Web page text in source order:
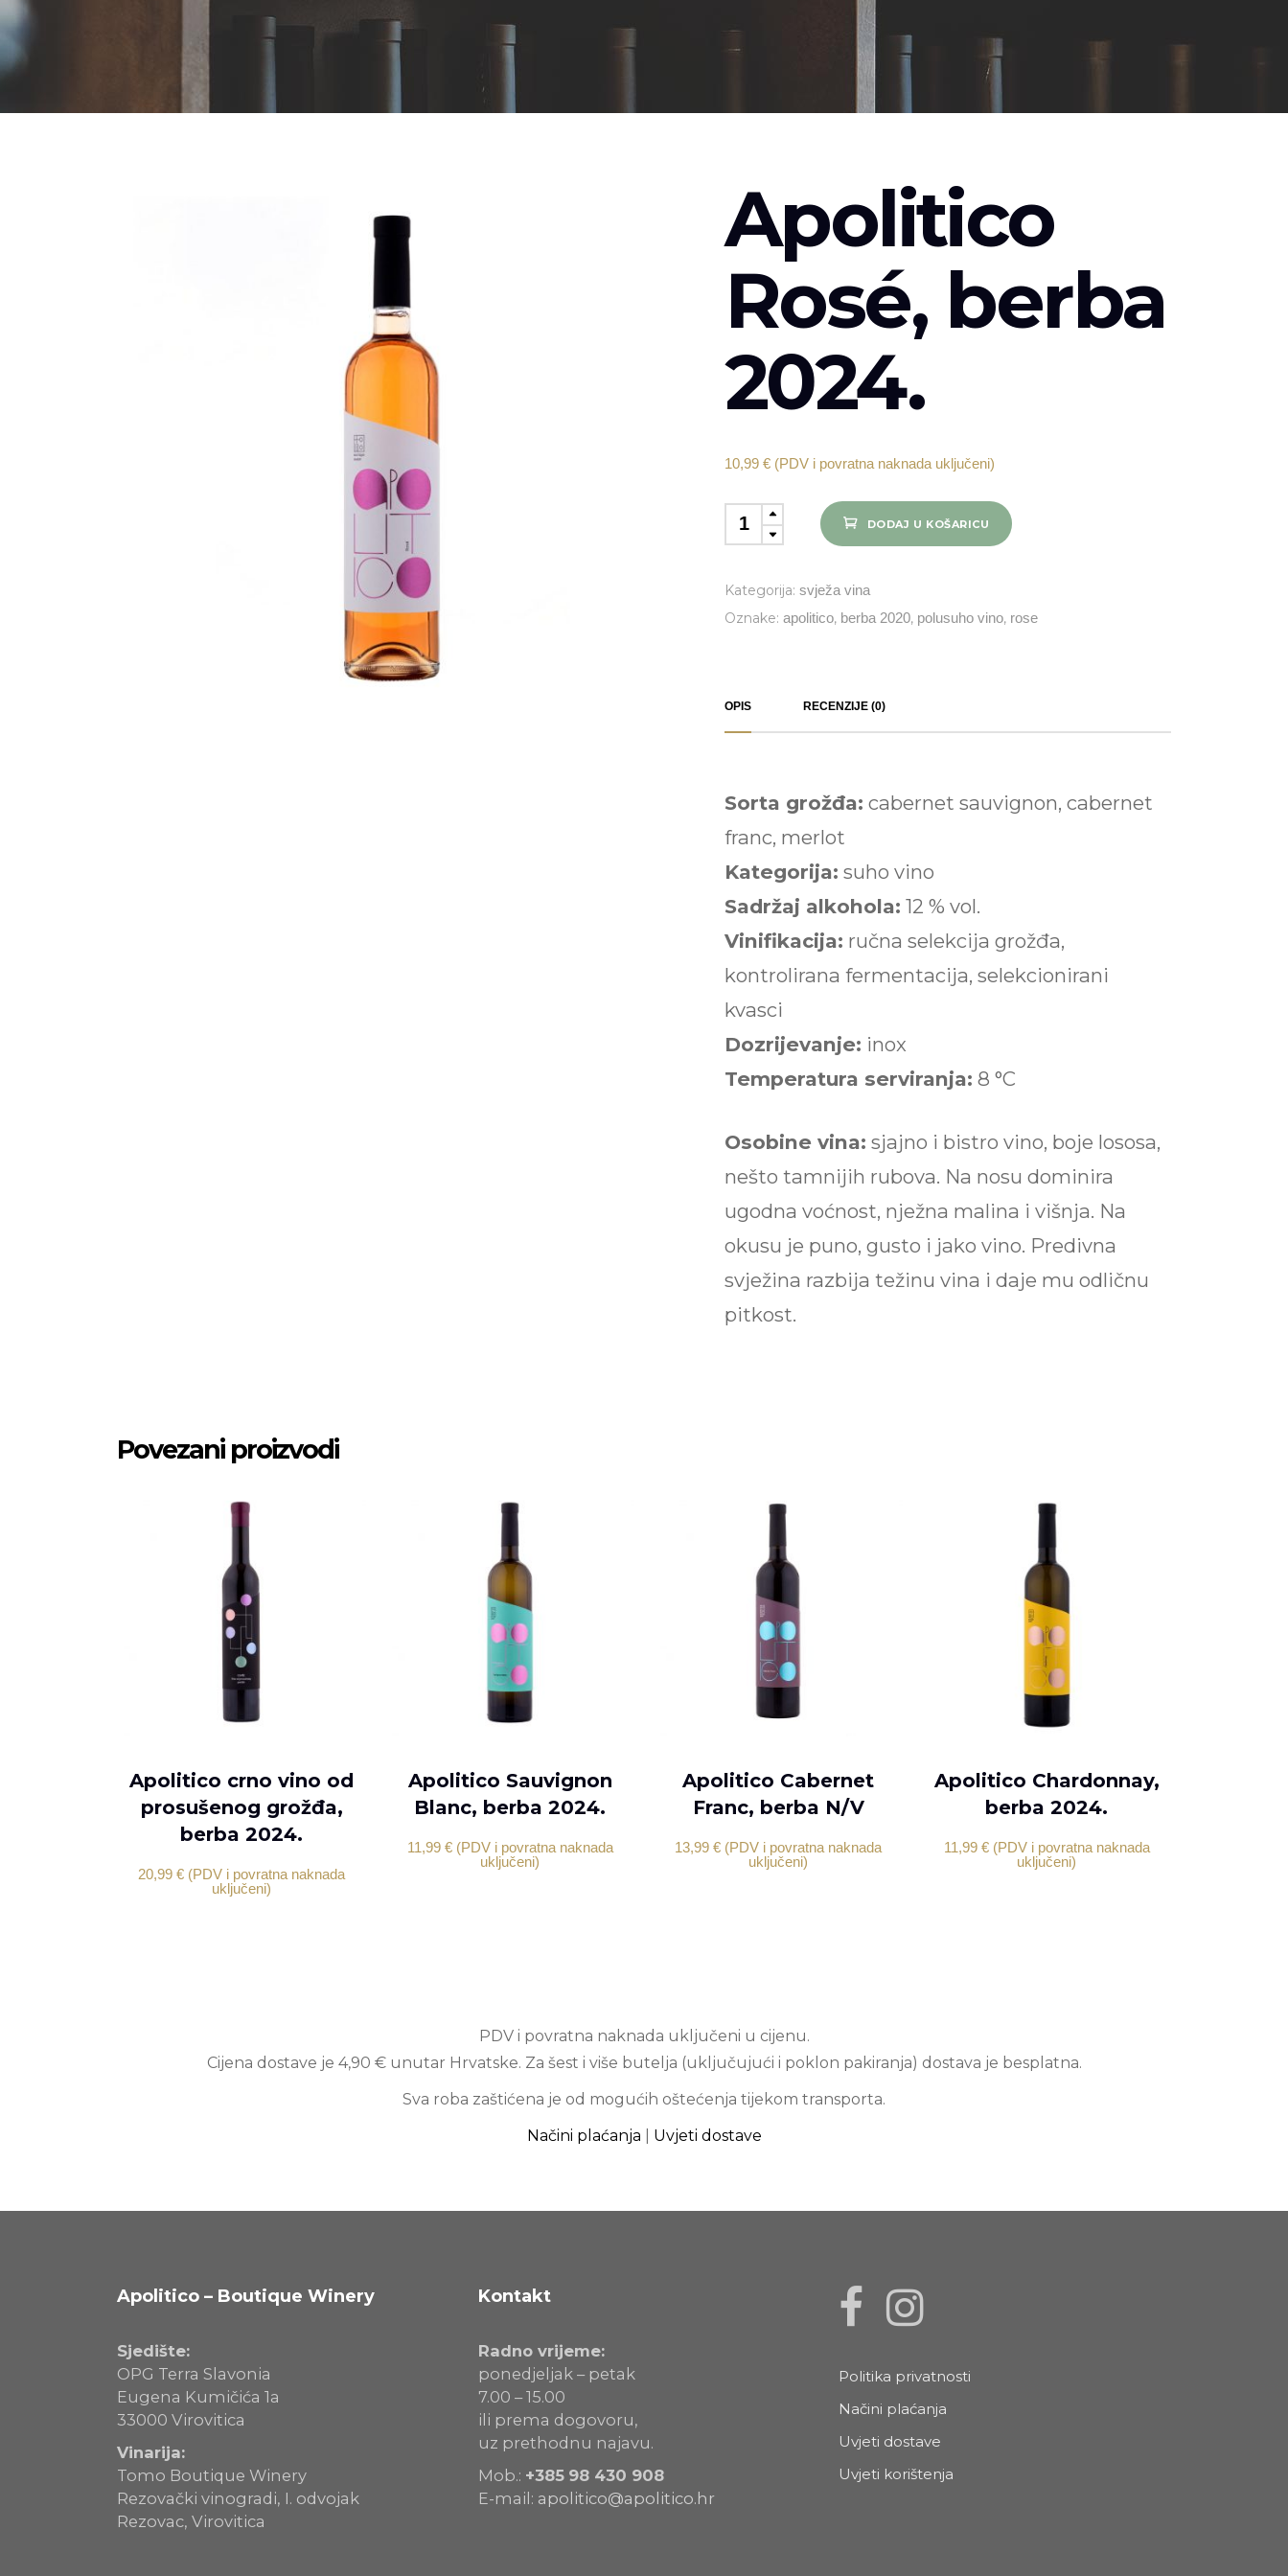
Apolitico
Rosé, berba
2024.
10,99 € (PDV i povratna naknada uključeni)
Apolitico
2024.
quantity
DODAJ U KOŠARICU
Kategorija: svježa vina
Oznake: apolitico, berba 2020, polusuho vino, rose
OPIS RECENZIJE (0)
Sorta grožđa: cabernet sauvignon, cabernet
franc, merlot
Kategorija: suho vino
Sadržaj alkohola: 12 % vol.
Vinifikacija: ručna selekcija grožđa,
kontrolirana fermentacija, selekcionirani
kvasci
Dozrijevanje: inox
Temperatura serviranja: 8 °C
Osobine vina: sjajno i bistro vino, boje lososa,
nešto tamnijih rubova. Na nosu dominira
ugodna voćnost, nježna malina i višnja. Na
okusu je puno, gusto i jako vino. Predivna
svježina razbija težinu vina i daje mu odličnu
pitkost.
Povezani proizvodi
Apolitico crno vino od
prosušenog grožđa,
berba 2024.
20,99 € (PDV i povratna naknada
uključeni)
Apolitico Sauvignon
Blanc, berba 2024.
11,99 € (PDV i povratna naknada
uključeni)
Apolitico Cabernet
Franc, berba N/V
13,99 € (PDV i povratna naknada
uključeni)
Apolitico Chardonnay,
berba 2024.
11,99 € (PDV i povratna naknada
uključeni)
PDV i povratna naknada uključeni u cijenu.
Cijena dostave je 4,90 € unutar Hrvatske. Za šest i više butelja (uključujući i poklon pakiranja) dostava je besplatna.
Sva roba zaštićena je od mogućih oštećenja tijekom transporta.
Načini plaćanja
Uvjeti dostave
Apolitico – Boutique Winery
Sjedište:
OPG Terra Slavonia
Eugena Kumičića 1a
33000 Virovitica
Vinarija:
Tomo Boutique Winery
Rezovački vinogradi, I. odvojak
Rezovac, Virovitica
Kontakt
Radno vrijeme:
ponedjeljak – petak
7.00 – 15.00
ili prema dogovoru,
uz prethodnu najavu.
Mob.: +385 98 430 908
E-mail: apolitico@apolitico.hr
Politika privatnosti
Načini plaćanja
Uvjeti dostave
Uvjeti korištenja